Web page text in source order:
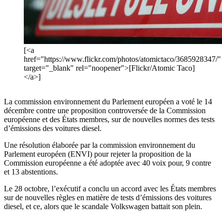
[<a
href="https://www.flickr.com/photos/atomictaco/3685928347/"
target="_blank" rel="noopener">[Flickr/Atomic Taco]
</a>]
La commission environnement du Parlement européen a voté le 14
décembre contre une proposition controversée de la Commission
européenne et des États membres, sur de nouvelles normes des tests
d’émissions des voitures diesel.
Une résolution élaborée par la commission environnement du
Parlement européen (ENVI) pour rejeter la proposition de la
Commission européenne a été adoptée avec 40 voix pour, 9 contre
et 13 abstentions.
Le 28 octobre, l’exécutif a conclu un accord avec les États membres
sur de nouvelles règles en matière de tests d’émissions des voitures
diesel, et ce, alors que le scandale Volkswagen battait son plein.